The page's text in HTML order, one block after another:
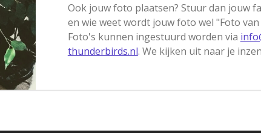
Ook jouw foto plaatsen? Stuur dan jouw
en wie weet wordt jouw foto wel "Foto van
Foto's kunnen ingestuurd worden via
thunderbirds.nl. We kijken uit naar je